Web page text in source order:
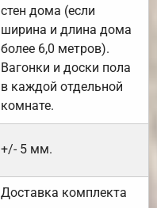
стен дома (если
ширина и длина дома
более 6,0 метров).
Вагонки и доски пола
в каждой отдельной
комнате.
+/- 5 мм.
Доставка комплекта